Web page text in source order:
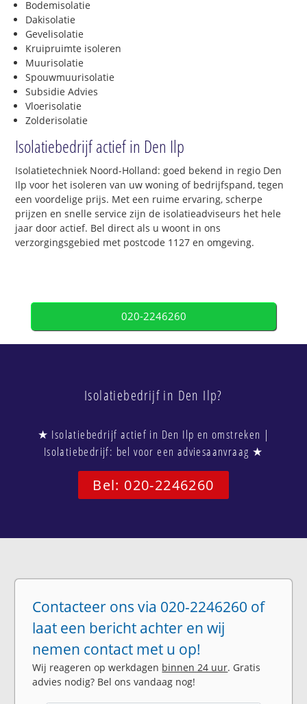
Bodemisolatie
Dakisolatie
Gevelisolatie
Kruipruimte isoleren
Muurisolatie
Spouwmuurisolatie
Subsidie Advies
Vloerisolatie
Zolderisolatie
Isolatiebedrijf actief in Den Ilp
Isolatietechniek Noord-Holland: goed bekend in regio Den
Ilp voor het isoleren van uw woning of bedrijfspand, tegen
een voordelige prijs. Met een ruime ervaring, scherpe
prijzen en snelle service zijn de isolatieadviseurs het hele
jaar door actief. Bel direct als u woont in ons
verzorgingsgebied met postcode 1127 en omgeving.
020-2246260
Isolatiebedrijf in Den Ilp?
★ Isolatiebedrijf actief in Den Ilp en omstreken |
Isolatiebedrijf: bel voor een adviesaanvraag ★
Bel: 020-2246260
Contacteer ons via 020-2246260 of
laat een bericht achter en wij
nemen contact met u op!
Wij reageren op werkdagen binnen 24 uur. Gratis
advies nodig? Bel ons vandaag nog!